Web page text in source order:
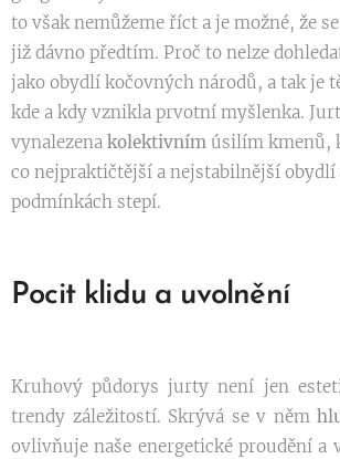
to však nemůžeme říct a je možné, že
již dávno předtím. Proč to nelze
jako obydlí kočovných národů, a tak je
kde a kdy vznikla prvotní myšlenka.
vynalezena kolektivním úsilím kmenů,
co nejpraktičtější a nejstabilnější
podmínkách stepí.
Pocit klidu a uvolnění
Kruhový půdorys jurty není jen
trendy záležitostí. Skrývá se v něm
ovlivňuje naše energetické proudění a